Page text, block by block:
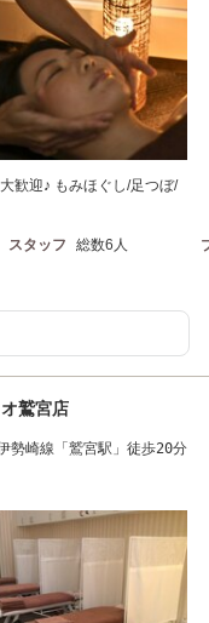
歓迎♪ もみほぐし/足つぼ/
スタッフ 総数6人
鷲宮店
崎線「鷲宮駅」徒歩20分